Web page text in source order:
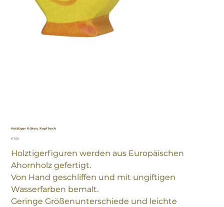
Holztiger Küken, Kopf hoch
Preis
€ 7,00
Holztigerfiguren werden aus Europäischen
Ahornholz gefertigt.
Von Hand geschliffen und mit ungiftigen
Wasserfarben bemalt.
Geringe Größenunterschiede und leichte